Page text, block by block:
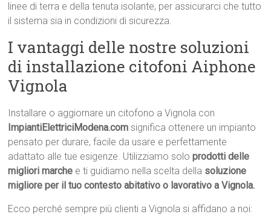
linee di terra e della tenuta isolante, per assicurarci che tutto
il sistema sia in condizioni di sicurezza.
I vantaggi delle nostre soluzioni
di installazione citofoni Aiphone
Vignola
Installare o aggiornare un citofono a Vignola con
ImpiantiElettriciModena.com significa ottenere un impianto
pensato per durare, facile da usare e perfettamente
adattato alle tue esigenze. Utilizziamo soloprodotti delle
migliori marche e ti guidiamo nella scelta della soluzione
migliore per il tuo contesto abitativo o lavorativo a Vignola.
Ecco perché sempre più clienti a Vignola si affidano a noi: